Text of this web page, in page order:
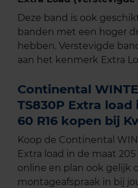
Deze band is ook
banden met een hoger
hebben. Verstevigde
aan het kenmerk Extra
Continental
TS830P Extra
60 R16 kopen bij
Koop de Continental
Extra load in de maat
online en plan ook gelijk
montageafspraak in bij